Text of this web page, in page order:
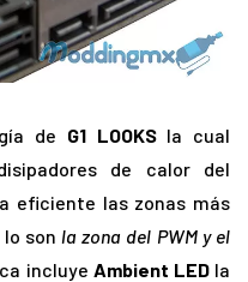
de G1 LOOKSla cual
de calor del
eficiente las zonas más
son la zona del PWM y el
incluye Ambient LEDla